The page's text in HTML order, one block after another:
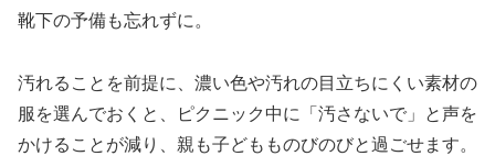
靴下の予備も忘れずに。
汚れることを前提に、濃い色や汚れの目立ちにくい素材の
服を選んでおくと、ピクニック中に「汚さないで」と声を
かけることが減り、親も子どもものびのびと過ごせます。